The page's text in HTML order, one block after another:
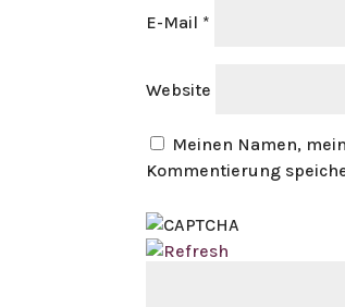
E-Mail *
Website
Meinen Namen,
Kommentierung